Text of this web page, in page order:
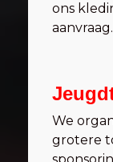
ons
aanvraag.
We
grotere